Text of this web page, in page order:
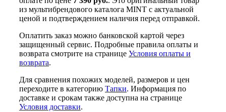
из мультибрендового каталога MINT с актуальной
ценой и подтверждением наличия перед отправкой.
Оплатить заказ можно банковской картой через
защищенный сервис. Подробные правила оплаты и
возврата смотрите на странице Условия оплаты и
возврата.
Для сравнения похожих моделей, размеров и цен
переходите в категорию Тапки. Информация по
доставке и срокам также доступна на странице
Условия доставки.